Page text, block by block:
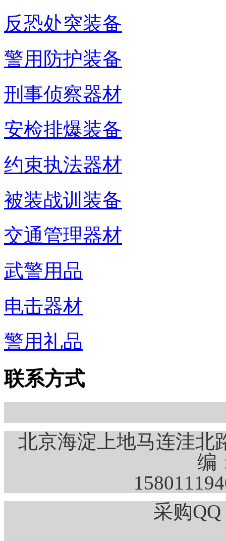
反恐处突装备
警用防护装备
刑事侦察器材
安检排爆装备
约束执法器材
被装战训装备
交通管理器材
武警用品
电击器材
警用礼品
联系方式
北京海淀上地马连洼北
编
采购QQ